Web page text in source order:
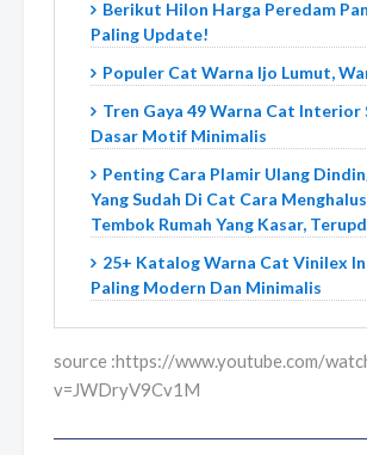
Berikut Hilon Harga Peredam
Paling Update!
Populer Cat Warna Ijo Lumut,
Tren Gaya 49 Warna Cat Interior
Dasar Motif Minimalis
Penting Cara Plamir Ulang
Yang Sudah Di Cat Cara
Tembok Rumah Yang Kasar,
25+ Katalog Warna Cat Vinilex
Paling Modern Dan Minimalis
source :https://www.youtube.com/
v=JWDryV9Cv1M